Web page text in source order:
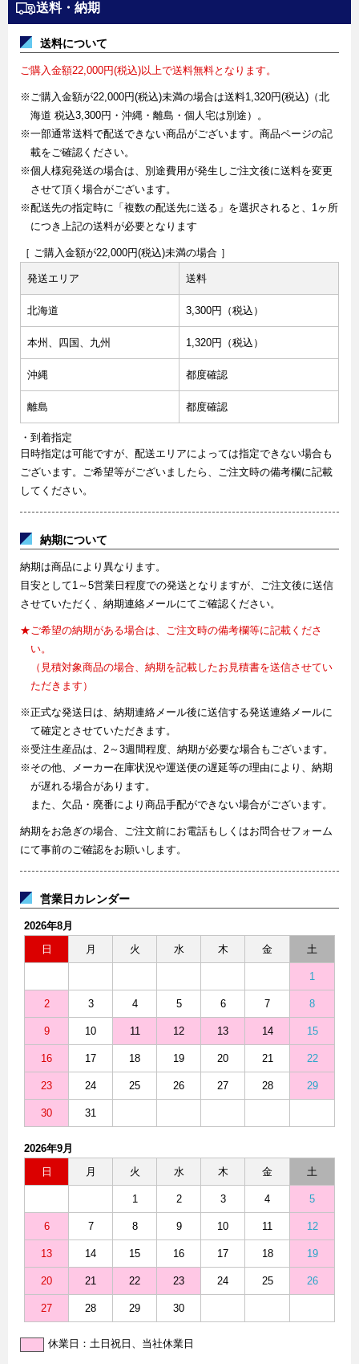
送料・納期
送料について
ご購入金額22,000円(税込)以上で送料無料となります。
※ご購入金額が22,000円(税込)未満の場合は送料1,320円(税込)（北
海道 税込3,300円・沖縄・離島・個人宅は別途）。
※一部通常送料で配送できない商品がございます。商品ページの記
載をご確認ください。
※個人様宛発送の場合は、別途費用が発生しご注文後に送料を変更
させて頂く場合がございます。
※配送先の指定時に「複数の配送先に送る」を選択されると、1ヶ所
につき上記の送料が必要となります
［ ご購入金額が22,000円(税込)未満の場合 ］
発送エリア 送料
北海道 3,300円（税込）
本州、四国、九州 1,320円（税込）
沖縄 都度確認
離島 都度確認
・到着指定
日時指定は可能ですが、配送エリアによっては指定できない場合も
ございます。ご希望等がございましたら、ご注文時の備考欄に記載
してください。
納期について
納期は商品により異なります。
目安として1～5営業日程度での発送となりますが、ご注文後に送信
させていただく、納期連絡メールにてご確認ください。
★ご希望の納期がある場合は、ご注文時の備考欄等に記載くださ
い。
（見積対象商品の場合、納期を記載したお見積書を送信させてい
ただきます）
※正式な発送日は、納期連絡メール後に送信する発送連絡メールに
て確定とさせていただきます。
※受注生産品は、2～3週間程度、納期が必要な場合もございます。
※その他、メーカー在庫状況や運送便の遅延等の理由により、納期
が遅れる場合があります。
また、欠品・廃番により商品手配ができない場合がございます。
納期をお急ぎの場合、ご注文前にお電話もしくはお問合せフォーム
にて事前のご確認をお願いします。
営業日カレンダー
2026年8月
日
月 火 水 木 金 土
1
2 3 4 5 6 7 8
9 10 11 12 13 14 15
16 17 18 19 20 21 22
23 24 25 26 27 28 29
30 31
2026年9月
日
月 火 水 木 金 土
1 2 3 4 5
6 7 8 9 10 11 12
13 14 15 16 17 18 19
20 21 22 23 24 25 26
27 28 29 30
休業日：土日祝日、当社休業日